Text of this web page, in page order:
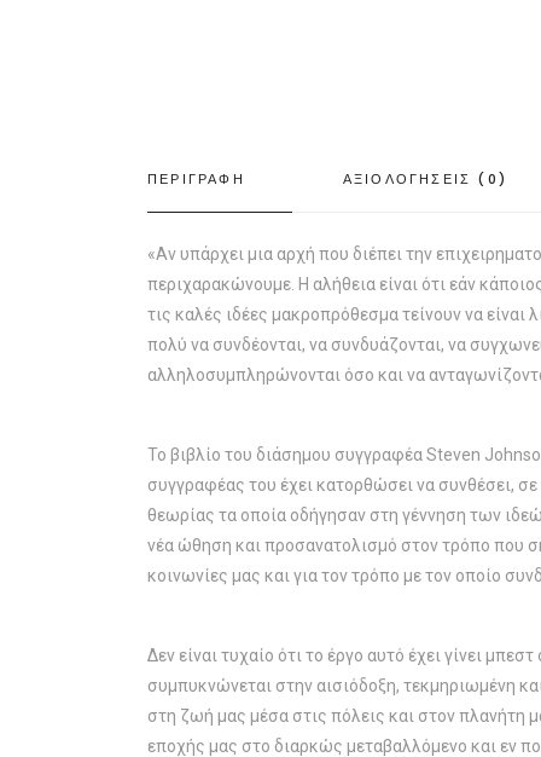
ΠΕΡΙΓΡΑΦΗ ΑΞΙΟΛΟΓΗΣΕΙΣ (0)
«Αν υπάρχει μια αρχή που διέπει την
περιχαρακώνουμε. Η αλήθεια είναι ότι εάν
τις καλές ιδέες μακροπρόθεσμα τείνουν να είναι
πολύ να συνδέονται, να συνδυάζονται, να
αλληλοσυμπληρώνονται όσο και να
Το βιβλίο του διάσημου συγγραφέα Steven
συγγραφέας του έχει κατορθώσει να συνθέσει,
θεωρίας τα οποία οδήγησαν στη γέννηση των
νέα ώθηση και προσανατολισμό στον τρόπο που
κοινωνίες μας και για τον τρόπο με τον οποίο
Δεν είναι τυχαίο ότι το έργο αυτό έχει γίνει
συμπυκνώνεται στην αισιόδοξη, τεκμηριωμένη
στη ζωή μας μέσα στις πόλεις και στον πλανήτη
εποχής μας στο διαρκώς μεταβαλλόμενο και εν